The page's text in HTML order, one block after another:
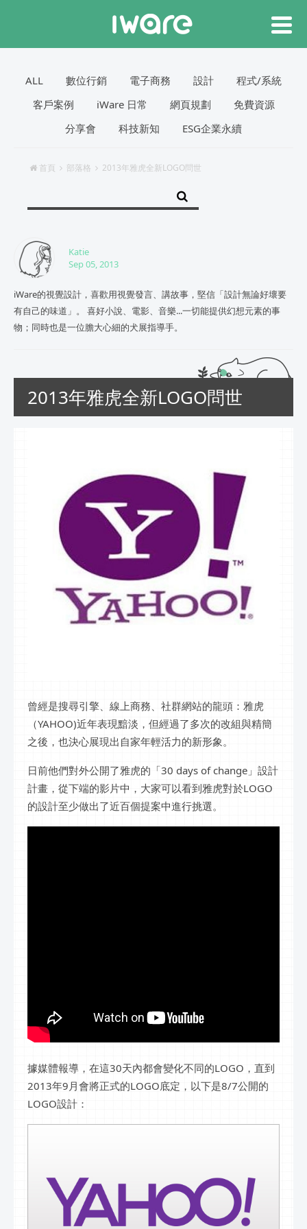
ALL 數位行銷 電子商務 設計
程式/系統
客戶案例
iWare 日常 網頁規劃
免費資源
分享會
科技新知 ESG企業永續
首頁 部落格 2013年雅虎全新LOGO問世
Katie
Sep 05, 2013
iWare的視覺設計，喜歡用視覺發言、講故事，堅信「設計無論好壞要
有自己的味道」。 喜好小說、電影、音樂...一切能提供幻想元素的事
物；同時也是一位膽大心細的犬展指導手。
2013年雅虎全新LOGO問世
曾經是搜尋引擎、線上商務、社群網站的龍頭：雅虎
（YAHOO)近年表現黯淡，但經過了多次的改組與精簡
之後，也決心展現出自家年輕活力的新形象。
日前他們對外公開了雅虎的「30 days of change」設計
計畫，從下端的影片中，大家可以看到雅虎對於LOGO
的設計至少做出了近百個提案中進行挑選。
據媒體報導，在這30天內都會變化不同的LOGO，直到
2013年9月會將正式的LOGO底定，以下是8/7公開的
LOGO設計：